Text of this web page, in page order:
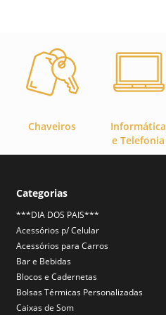
Chaveiros
Informática
e Telefonia
Categorias
***DIA DOS PAIS***
Acessórios p/ Celular
Acessórios para Carros
Bar e Bebidas
Blocos e Cadernetas
Bolsas Térmicas Personalizadas
Caixas de Som